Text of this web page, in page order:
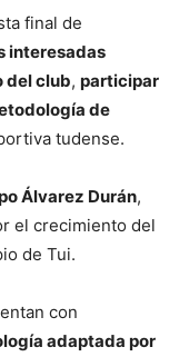
final de
interesadas
del club, participar
de
tudense.
Álvarez Durán,
el crecimiento del
de Tui.
con
adaptada por